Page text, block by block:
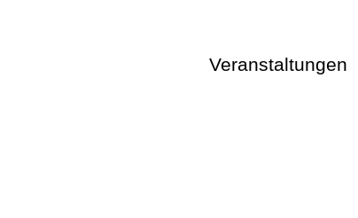
Veranstaltungen